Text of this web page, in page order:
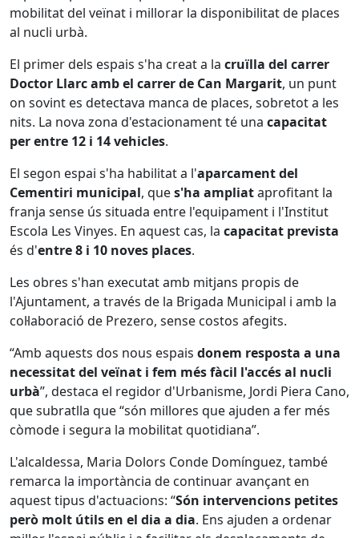
mobilitat del veïnat i millorar la disponibilitat de places
al nucli urbà.
El primer dels espais s'ha creat a la cruïlla del carrer
Doctor Llarc amb el carrer de Can Margarit, un punt
on sovint es detectava manca de places, sobretot a les
nits. La nova zona d'estacionament té una capacitat
per entre 12 i 14 vehicles.
El segon espai s'ha habilitat a l'aparcament del
Cementiri municipal, ques'ha ampliataprofitant la
franja sense ús situada entre l'equipament i l'Institut
Escola Les Vinyes. En aquest cas, la capacitat prevista
és d'entre 8 i 10 noves places.
Les obres s'han executat amb mitjans propis de
l'Ajuntament, a través de la Brigada Municipal i amb la
col·laboració de Prezero, sense costos afegits.
“Amb aquests dos nous espais donem resposta a una
necessitat del veïnat i fem més fàcil l'accés al nucli
urbà”, destaca el regidor d'Urbanisme, Jordi Piera Cano,
que subratlla que “són millores que ajuden a fer més
còmode i segura la mobilitat quotidiana”.
L'alcaldessa, Maria Dolors Conde Domínguez, també
remarca la importància de continuar avançant en
aquest tipus d'actuacions: “Són intervencions petites
però molt útils en el dia a dia. Ens ajuden a ordenar